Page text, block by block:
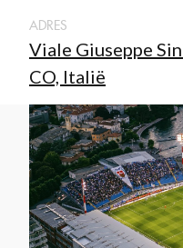
ADRES
Viale Giuseppe
CO, Italië